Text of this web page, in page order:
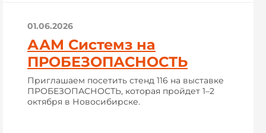
01.06.2026
ААМ Системз на
ПРОБЕЗОПАСНОСТЬ
Приглашаем посетить стенд 116 на выставке
ПРОБЕЗОПАСНОСТЬ, которая пройдет 1–2
октября в Новосибирске.